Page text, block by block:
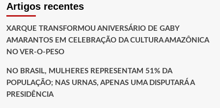
Artigos recentes
XARQUE TRANSFORMOU ANIVERSÁRIO DE GABY
AMARANTOS EM CELEBRAÇÃO DA CULTURA AMAZÔNICA
NO VER-O-PESO
NO BRASIL, MULHERES REPRESENTAM 51% DA
POPULAÇÃO; NAS URNAS, APENAS UMA DISPUTARÁ A
PRESIDÊNCIA